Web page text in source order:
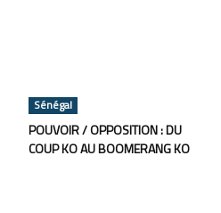
Sénégal
POUVOIR / OPPOSITION : DU
COUP KO AU BOOMERANG KO